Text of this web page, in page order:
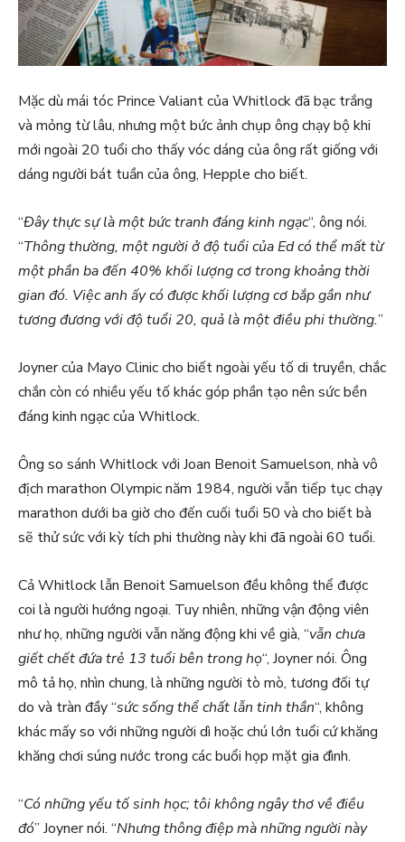
Mặc dù mái tóc Prince Valiant của Whitlock đã bạc trắng
và mỏng từ lâu, nhưng một bức ảnh chụp ông chạy bộ khi
mới ngoài 20 tuổi cho thấy vóc dáng của ông rất giống với
dáng người bát tuần của ông, Hepple cho biết.
“Đây thực sự là một bức tranh đáng kinh ngạc“, ông nói.
“Thông thường, một người ở độ tuổi của Ed có thể mất từ ​​
một phần ba đến 40% khối lượng cơ trong khoảng thời
gian đó. Việc anh ấy có được khối lượng cơ bắp gần như
tương đương với độ tuổi 20, quả là một điều phi thường.”
Joyner của Mayo Clinic cho biết ngoài yếu tố di truyền, chắc
chắn còn có nhiều yếu tố khác góp phần tạo nên sức bền
đáng kinh ngạc của Whitlock.
Ông so sánh Whitlock với Joan Benoit Samuelson, nhà vô
địch marathon Olympic năm 1984, người vẫn tiếp tục chạy
marathon dưới ba giờ cho đến cuối tuổi 50 và cho biết bà
sẽ thử sức với kỳ tích phi thường này khi đã ngoài 60 tuổi.
Cả Whitlock lẫn Benoit Samuelson đều không thể được
coi là người hướng ngoại. Tuy nhiên, những vận động viên
như họ, những người vẫn năng động khi về già, “vẫn chưa
giết chết đứa trẻ 13 tuổi bên trong họ“, Joyner nói. Ông
mô tả họ, nhìn chung, là những người tò mò, tương đối tự
do và tràn đầy “sức sống thể chất lẫn tinh thần“, không
khác mấy so với những người dì hoặc chú lớn tuổi cứ khăng
khăng chơi súng nước trong các buổi họp mặt gia đình.
“Có những yếu tố sinh học; tôi không ngây thơ về điều
đó” Joyner nói. “Nhưng thông điệp mà những người này